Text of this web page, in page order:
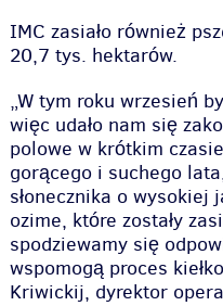
IMC zasiało również
20,7 tys. hektarów.
„W tym roku wrzesień
więc udało nam się
polowe w krótkim
gorącego i suchego
słonecznika o
ozime, które zostały
spodziewamy się
wspomogą proces
Kriwickij, dyrektor